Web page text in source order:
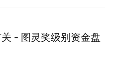
- 图灵奖级别资金盘